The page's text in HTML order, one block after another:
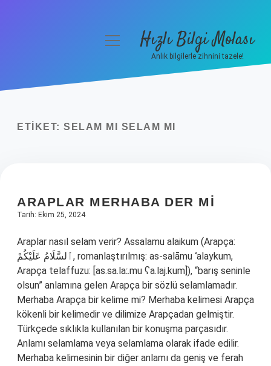
Yasal Uyarı
menüyüHızlı Bilgi Molası
Anlık bilgilerle zihnini tazele!
ETIKET: SELAM MI SELAM MI
ARAPLAR MERHABA DER MI
Tarih: Ekim 25, 2024
Araplar nasıl selam verir? Assalamu alaikum (Arapça:
ٱلسَّلَامُ عَلَيْكُمْ‎, romanlaştırılmış: as-salāmu ʿalaykum,
Arapça telaffuzu: [as.sa.laː.mu ʕa.laj.kum]), “barış seninle
olsun” anlamına gelen Arapça bir sözlü selamlamadır.
Merhaba Arapça bir kelime mi? Merhaba kelimesi Arapça
kökenli bir kelimedir ve dilimize Arapçadan gelmiştir.
Türkçede sıklıkla kullanılan bir konuşma parçasıdır.
Anlamı selamlama veya selamlama olarak ifade edilir.
Merhaba kelimesinin bir diğer anlamı da geniş ve ferah